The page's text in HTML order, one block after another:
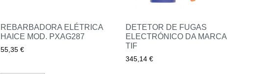
REBARBADORA ELÉTRICA
HAICE MOD. PXAG287
55,35 €
DETETOR DE FUGAS
ELECTRÓNICO DA MARCA
TIF
345,14 €